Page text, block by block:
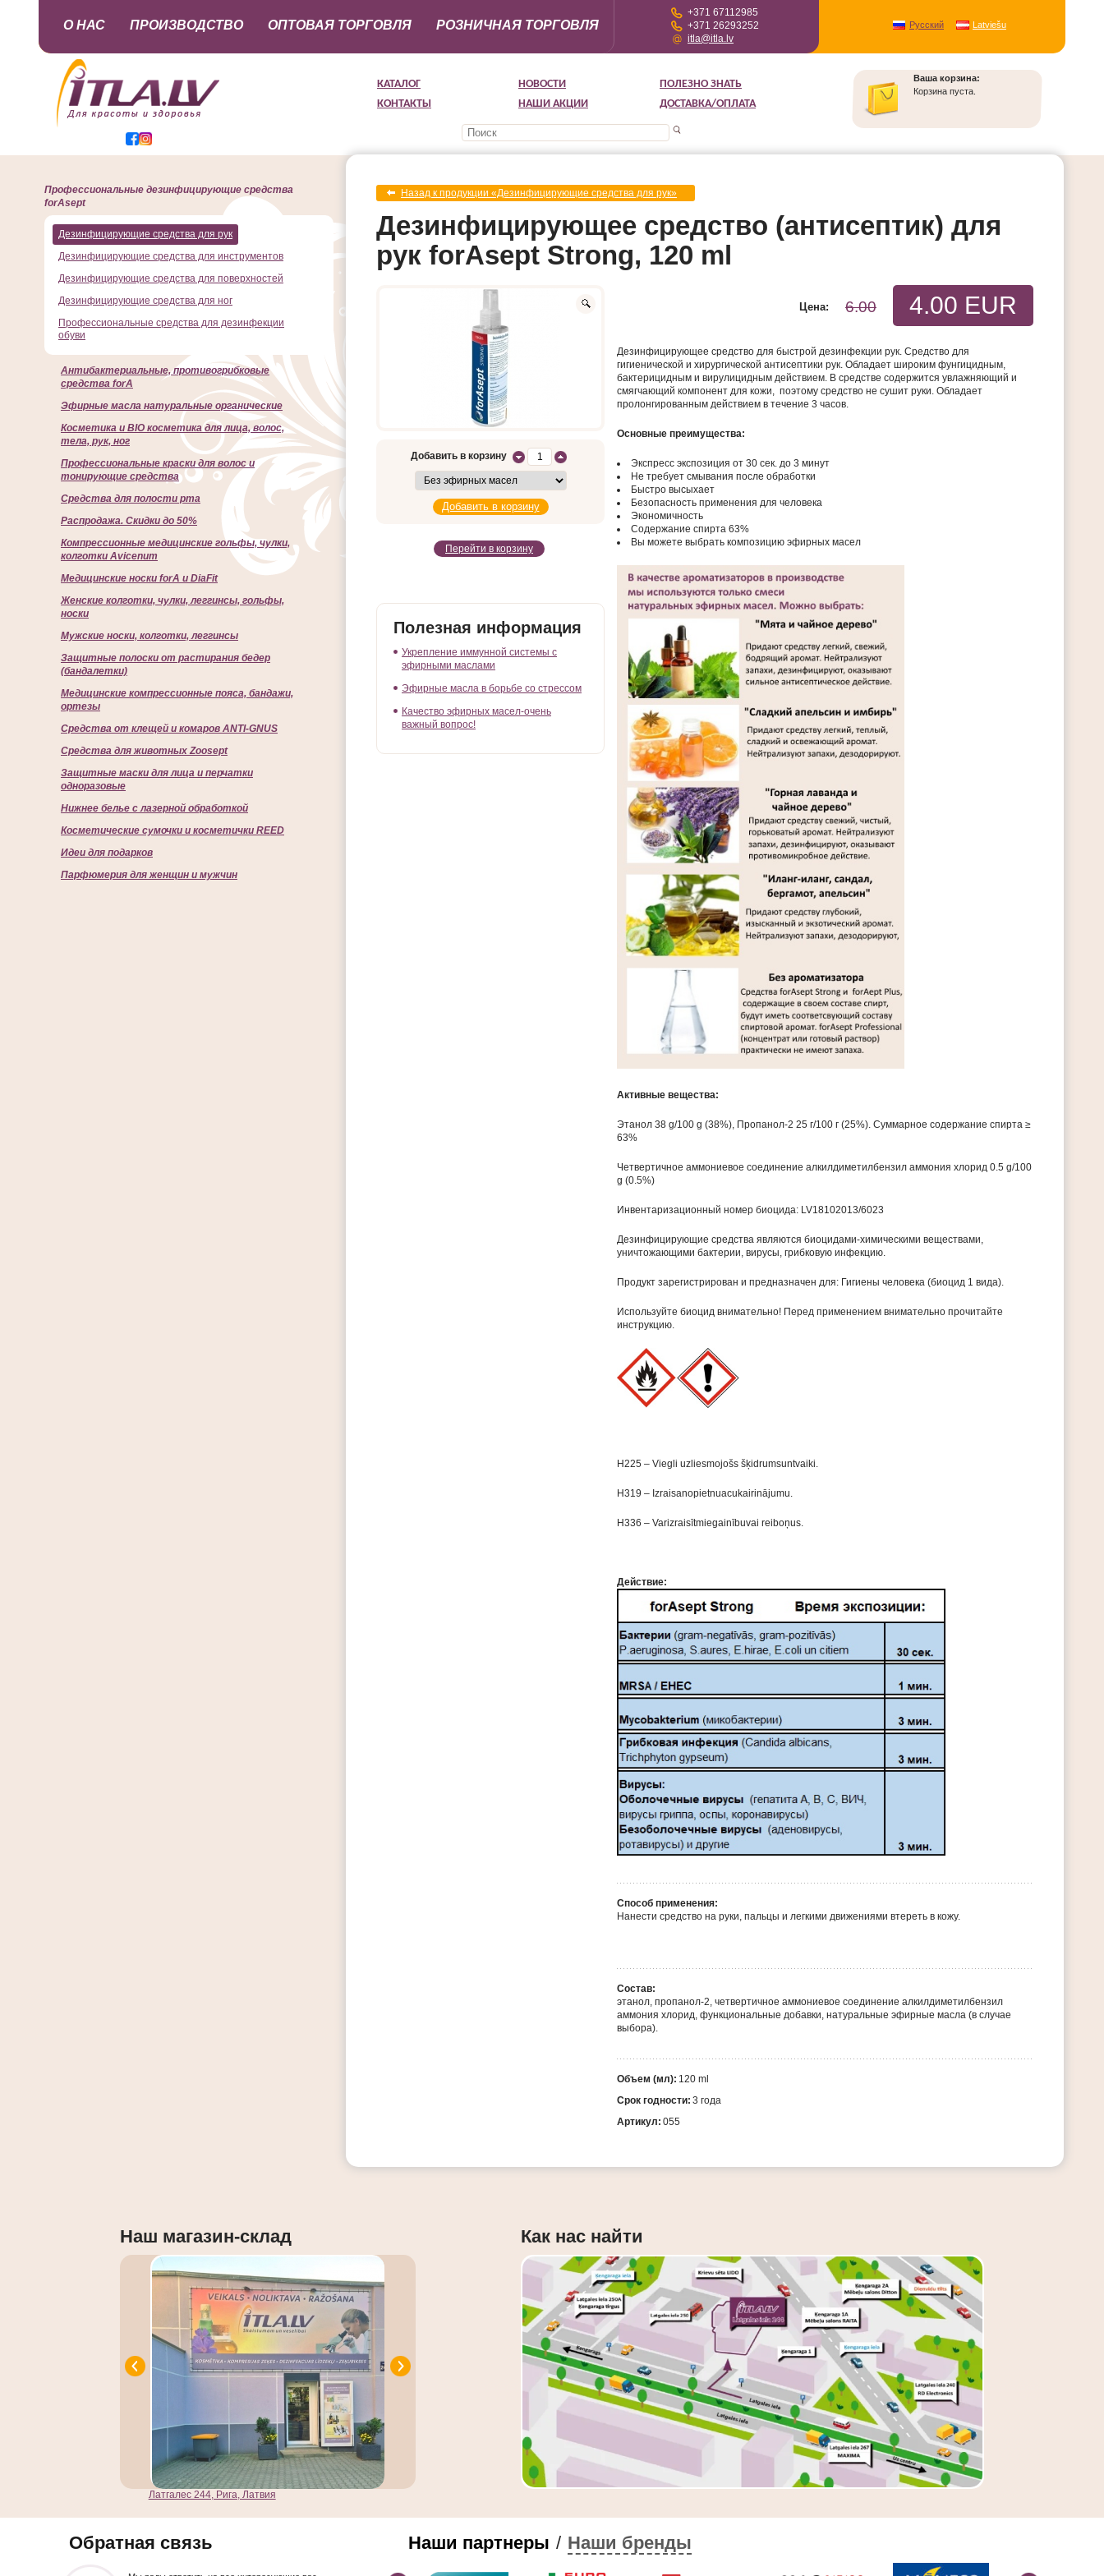
КАТАЛОГ НОВОСТИ
ПОЛЕЗНО ЗНАТЬ
КОНТАКТЫ
НАШИ АКЦИИ ДОСТАВКА/ОПЛАТА
Ваша корзина:
Корзина пуста.
О НАС ПРОИЗВОДСТВО ОПТОВАЯ ТОРГОВЛЯ РОЗНИЧНАЯ ТОРГОВЛЯ
+371 67112985
+371 26293252
itla@itla.lv
Русский Latviešu
Назад к продукции «Дезинфицирующие средства для рук»
Дезинфицирующее средство (антисептик) для
рук forAsept Strong, 120 ml
Добавить в корзину
Перейти в корзину
Полезная информация
Укрепление иммунной системы с
эфирными маслами
Эфирные масла в борьбе со стрессом
Качество эфирных масел-очень
важный вопрос!
4.00 EUR
6.00
Цена:
Дезинфицирующее средство для быстрой дезинфекции рук. Средство для
гигиенической и хирургической антисептики рук. Обладает широким фунгицидным,
бактерицидным и вирулицидным действием. В средстве содержится увлажняющий и
смягчающий компонент для кожи, поэтому средство не сушит руки. Обладает
пролонгированным действием в течение 3 часов.
Основные преимущества:
Экспресс экспозиция от 30 сек. до 3 минут
Не требует смывания после обработки
Быстро высыхает
Безопасность применения для человека
Экономичность
Содержание спирта 63%
Вы можете выбрать композицию эфирных масел
Активные вещества:
Этанол 38 g/100 g (38%), Пропанол-2 25 г/100 г (25%). Суммарное содержание спирта ≥
63%
Четвертичное аммониевое соединение алкилдиметилбензил аммония хлорид 0.5 g/100
g (0.5%)
Инвентаризационный номер биоцида: LV18102013/6023
Дезинфицирующие средства являются биоцидами-химическими веществами,
уничтожающими бактерии, вирусы, грибковую инфекцию.
Продукт зарегистрирован и предназначен для: Гигиены человека (биоцид 1 вида).
Используйте биоцид внимательно! Перед применением внимательно прочитайте
инструкцию.
H225 – Viegli uzliesmojošs šķidrumsuntvaiki.
H319 – Izraisanopietnuacukairinājumu.
H336 – Varizraisītmiegainībuvai reiboņus.
Действие:
Способ применения:
Нанести средство на руки, пальцы и легкими движениями втереть в кожу.
Состав:
этанол, пропанол-2, четвертичное аммониевое соединение алкилдиметилбензил
аммония хлорид, функциональные добавки, натуральные эфирные масла (в случае
выбора).
Объем (мл): 120 ml
Срок годности: 3 года
Артикул: 055
Профессиональные дезинфицирующие средства
forAsept
Дезинфицирующие средства для рук
Дезинфицирующие средства для инструментов
Дезинфицирующие средства для поверхностей
Дезинфицирующие средства для ног
Профессиональные средства для дезинфекции
обуви
Антибактериальные, противогрибковые
средства forA
Эфирные масла натуральные органические
Косметика и BIO косметика для лица, волос,
тела, рук, ног
Профессиональные краски для волос и
тонирующие средства
Cредства для полости рта
Распродажа. Скидки до 50%
Компрессионные медицинские гольфы, чулки,
колготки Avicenum
Медицинские носки forA и DiaFit
Женские колготки, чулки, леггинсы, гольфы,
носки
Мужские носки, колготки, леггинсы
Защитные полоски от растирания бедер
(бандалетки)
Медицинские компрессионные пояса, бандажи,
ортезы
Средства от клещей и комаров ANTI-GNUS
Средства для животных Zoosept
Защитные маски для лица и перчатки
одноразовые
Нижнее белье с лазерной обработкой
Косметические сумочки и косметички REED
Идеи для подарков
Парфюмерия для женщин и мужчин
Наш магазин-склад
Латгалес 244, Рига, Латвия
Как нас найти
Наши партнеры / Наши бренды
Обратная связь